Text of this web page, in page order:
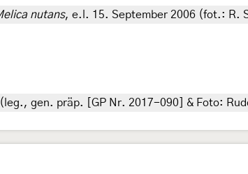
nutans, e.l. 15. September 2006 (fot.: R.
gen. präp. [GP Nr. 2017-090] & Foto: